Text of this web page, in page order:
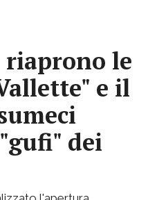
riaprono le
e il
dei